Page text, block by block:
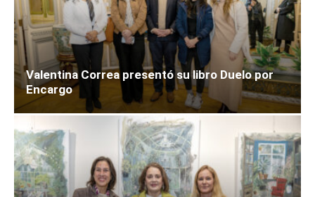
Valentina Correa presentó su libro Duelo por
Encargo